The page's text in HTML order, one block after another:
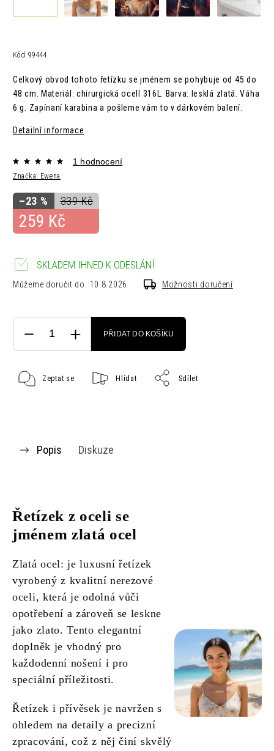
Kód: 99444
Celkový obvod tohoto řetízku se jménem se pohybuje od 45 do
48 cm.
Materiál: chirurgická ocelI 316L. Barva: lesklá zlatá.Váha
6 g. Zapínaní karabina a pošleme vám to vdárkovém balení.
Detailní informace
Značka: Ewena
1 hodnocení
339 Kč
–23 %
259 Kč
SKLADEM IHNED K ODESLÁNÍ
Můžeme doručit do: 10.8.2026 Možnosti doručení
PŘIDAT DO KOŠÍKU
Zeptat se Hlídat Sdílet
Popis Diskuze
Řetízek z oceli se
jménem zlatá ocel
Zlatá ocel: je luxusní řetízek
vyrobený z kvalitní nerezové
oceli, která je odolná vůči
opotřebení a zároveň se leskne
jako zlato. Tento elegantní
doplněk je vhodný pro
každodenní nošení i pro
speciální příležitosti.
Řetízek i přívěsek je navržen s
ohledem na detaily a precizní
zpracování, což z něj činí skvělý